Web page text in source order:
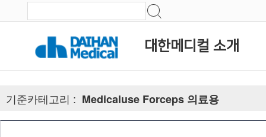
대한메디컬 소개
기준카테고리 : Medicaluse Forceps 의료용